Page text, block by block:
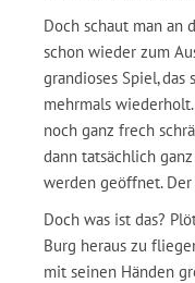
Doch schaut man an
schon wieder zum
grandioses Spiel,
mehrmals
noch ganz frech
dann tatsächlich
werden geöffnet.
Doch was ist das?
Burg heraus zu
mit seinen Händen